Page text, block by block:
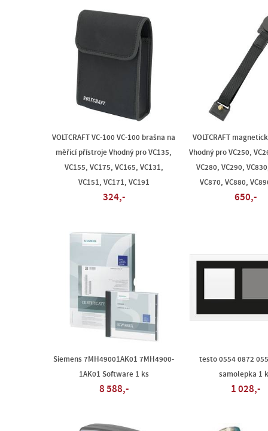
VOLTCRAFT VC-100 VC-100 brašna na
měřicí přístroje Vhodný pro VC135,
VC155, VC175, VC165, VC131,
VC151, VC171, VC191
324,-
VOLTCRAFT
Vhodný pro VC250,
VC280, VC290,
VC870, VC880,
650,-
Siemens 7MH49001AK01 7MH4900-
1AK01 Software 1 ks
8 588,-
testo 0554 0872
samolepka 1
1 028,-